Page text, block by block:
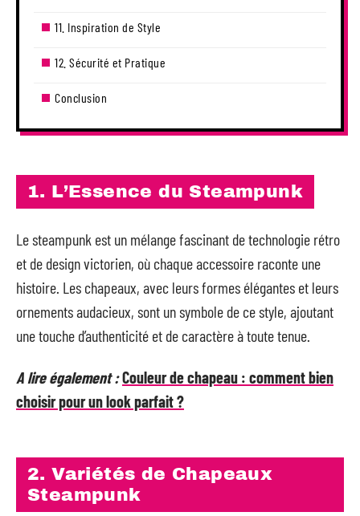
11. Inspiration de Style
12. Sécurité et Pratique
Conclusion
1. L’Essence du Steampunk
Le steampunk est un mélange fascinant de technologie rétro
et de design victorien, où chaque accessoire raconte une
histoire. Les chapeaux, avec leurs formes élégantes et leurs
ornements audacieux, sont un symbole de ce style, ajoutant
une touche d’authenticité et de caractère à toute tenue.
A lire également :Couleur de chapeau : comment bien
choisir pour un look parfait ?
2. Variétés de Chapeaux
Steampunk